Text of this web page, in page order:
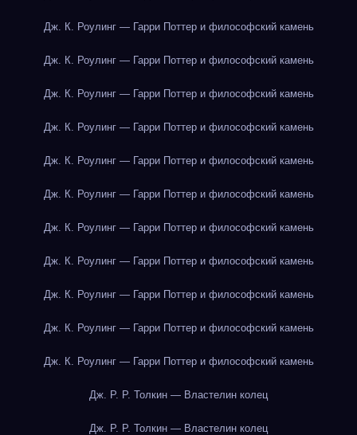
Дж. К. Роулинг — Гарри Поттер и философский камень
Дж. К. Роулинг — Гарри Поттер и философский камень
Дж. К. Роулинг — Гарри Поттер и философский камень
Дж. К. Роулинг — Гарри Поттер и философский камень
Дж. К. Роулинг — Гарри Поттер и философский камень
Дж. К. Роулинг — Гарри Поттер и философский камень
Дж. К. Роулинг — Гарри Поттер и философский камень
Дж. К. Роулинг — Гарри Поттер и философский камень
Дж. К. Роулинг — Гарри Поттер и философский камень
Дж. К. Роулинг — Гарри Поттер и философский камень
Дж. К. Роулинг — Гарри Поттер и философский камень
Дж. Р. Р. Толкин — Властелин колец
Дж. Р. Р. Толкин — Властелин колец